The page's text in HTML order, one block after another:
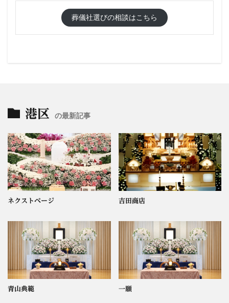
葬儀社選びの相談はこちら
港区 の最新記事
ネクストページ 吉田商店
青山典範 一願